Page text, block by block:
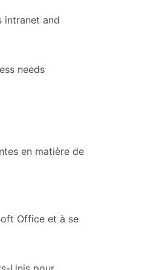
intranet and
needs
en matière de
Office et à se